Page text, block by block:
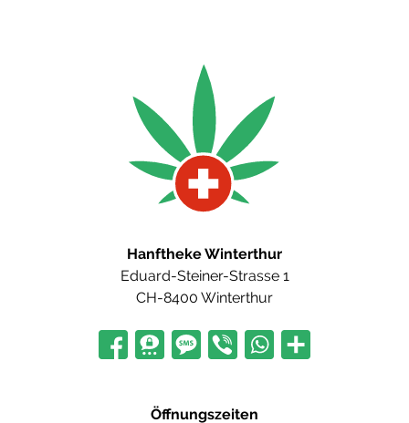
Hanftheke Winterthur
Eduard-Steiner-Strasse 1
CH-8400 Winterthur
Öffnungszeiten